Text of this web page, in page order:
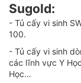
Sugold:
- Tủ cấy vi sinh
100.
- Tủ cấy vi sinh
các lĩnh vực Y
Học…